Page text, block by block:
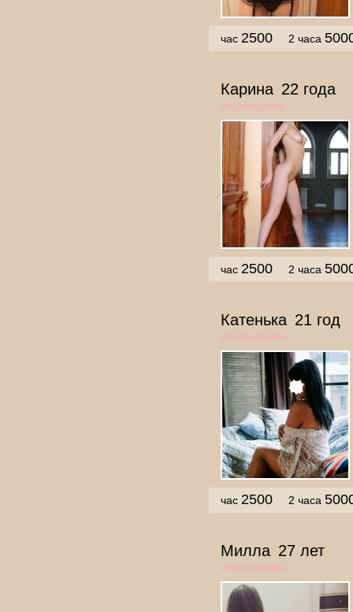
час 2500 2 часа
Карина 22 года
Индивидуалка
час 2500 2 часа
Катенька 21 год
Индивидуалка
час 2500 2 часа
Милла 27 лет
Индивидуалка